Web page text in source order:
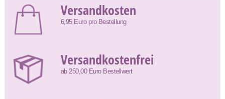
Versandkosten
6,95 Euro pro Bestellung
Versandkostenfrei
ab 250,00 Euro Bestellwert